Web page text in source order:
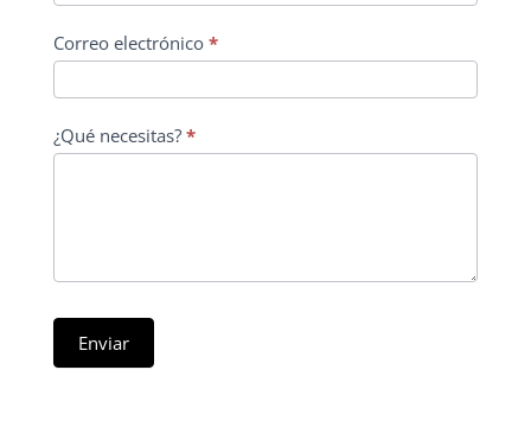
Correo electrónico *
¿Qué necesitas? *
Enviar